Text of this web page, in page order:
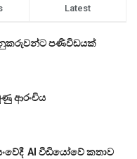
Latest
පණිවිඩයක්
ආරංචිය
AI වීඩියෝවේ කතාව